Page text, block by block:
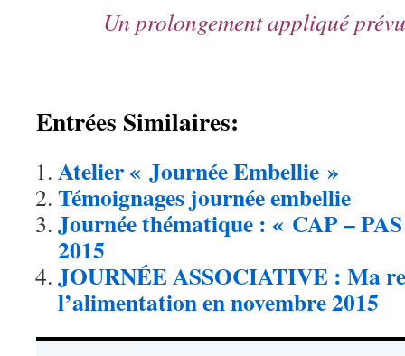
Un prolongement appliqué
Entrées Similaires:
Atelier « Journée Embellie »
Témoignages journée embellie
Journée thématique : « CAP –
2015
JOURNÉE ASSOCIATIVE : Ma
l’alimentation en novembre 2015